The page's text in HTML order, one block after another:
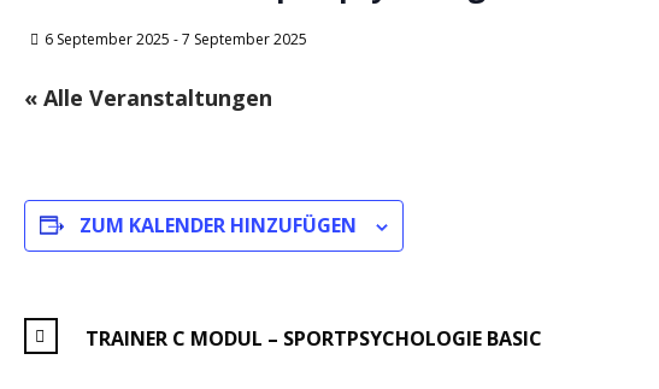
6 September 2025 -7 September 2025
« Alle Veranstaltungen
ZUM KALENDER HINZUFÜGEN
TRAINER C MODUL – SPORTPSYCHOLOGIE BASIC